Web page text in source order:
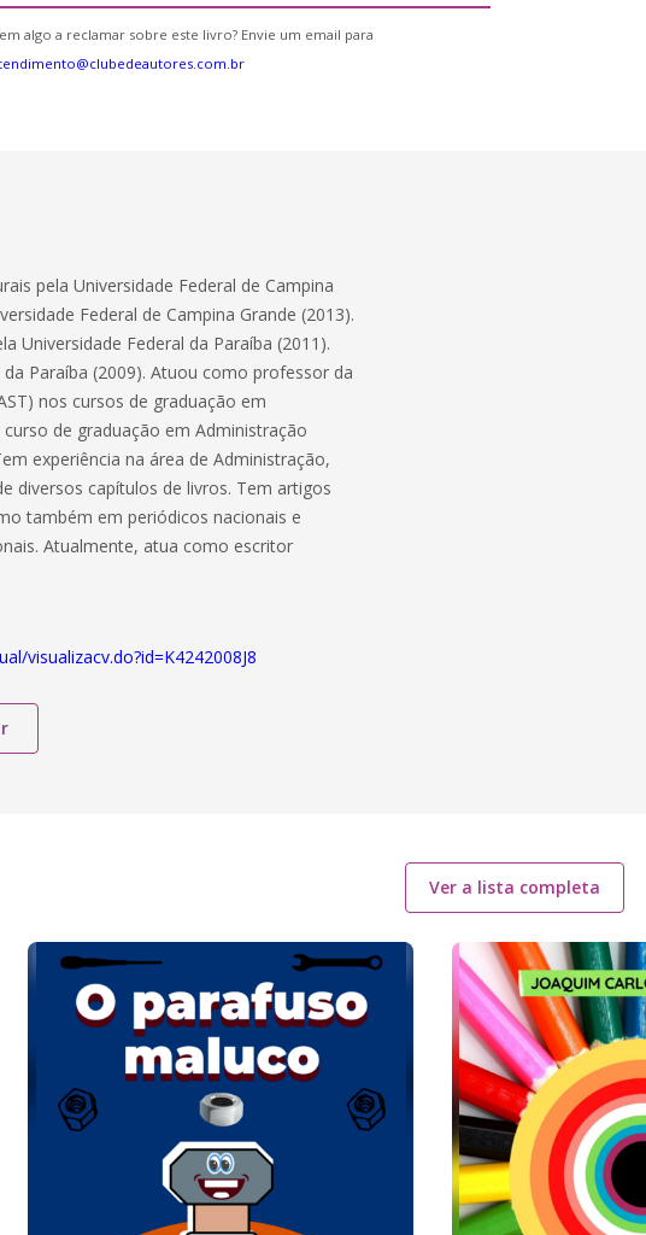
algo a reclamar sobre este livro? Envie um email para
pela Universidade Federal de Campina
Federal de Campina Grande (2013).
Universidade Federal da Paraíba (2011).
Paraíba (2009). Atuou como professor da
nos cursos de graduação em
de graduação em Administração
experiência na área de Administração,
diversos capítulos de livros. Tem artigos
também em periódicos nacionais e
Atualmente, atua como escritor
visualizacv.do?id=K4242008J8
Ver a lista completa